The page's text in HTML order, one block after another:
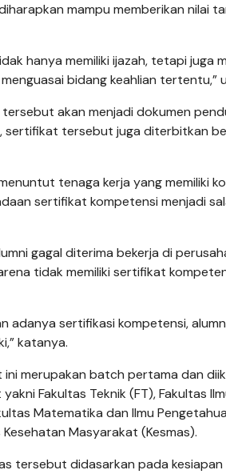
mampu memberikan nilai
hanya memiliki ijazah, tetapi juga
bidang keahlian tertentu,”
akan menjadi dokumen
sertifikat tersebut juga diterbitkan
tenaga kerja yang memiliki
sertifikat kompetensi menjadi
gagal diterima bekerja di
tidak memiliki sertifikat
adanya sertifikasi kompetensi,
katanya.
merupakan batch pertama dan
Fakultas Teknik (FT), Fakultas
Matematika dan Ilmu
Masyarakat (Kesmas).
tersebut didasarkan pada